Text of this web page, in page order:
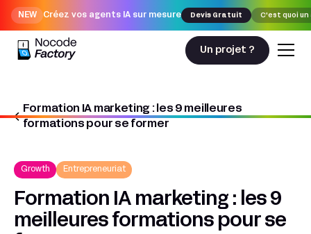
NEW Créez vos agents IA sur mesure Devis Gratuit C'est quoi un
Un projet ?
Formation IA marketing : les 9 meilleures
formations pour se former
Nocodefactory
Growth
Growth Entrepreneuriat
Formation IA marketing : les 9
meilleures formations pour se